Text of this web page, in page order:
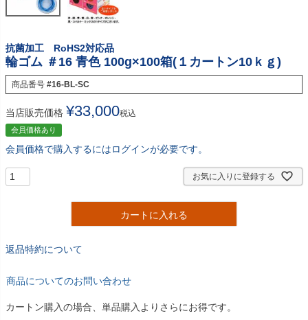
抗菌加工 RoHS2対応品
輪ゴム ＃16 青色 100g×100箱(１カートン10ｋｇ)
商品番号 #16-BL-SC
当店販売価格 ¥33,000税込
会員価格あり
会員価格で購入するにはログインが必要です。
お気に入りに登録する
カートに入れる
返品特約について
商品についてのお問い合わせ
カートン購入の場合、単品購入よりさらにお得です。